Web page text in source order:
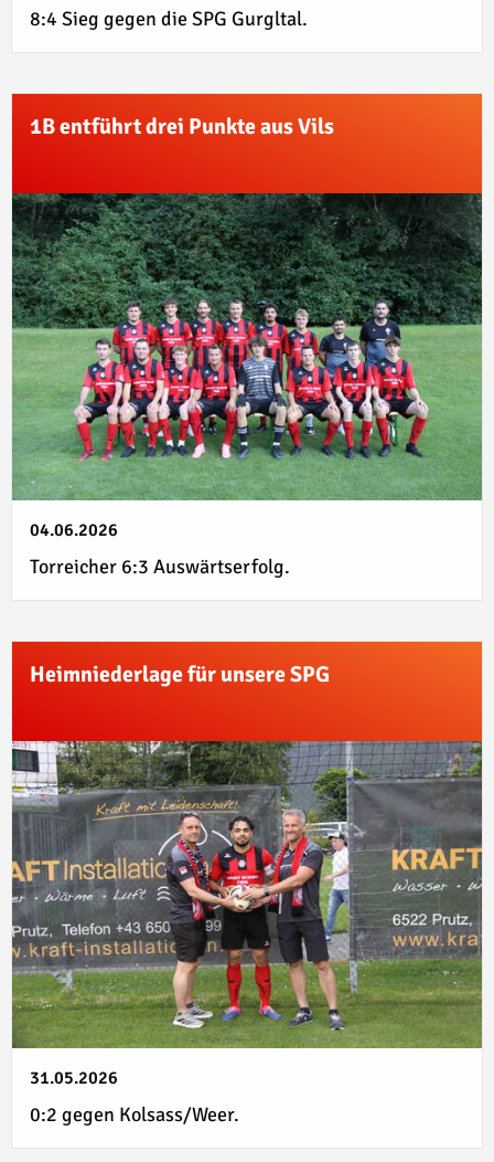
8:4 Sieg gegen die SPG Gurgltal.
1B entführt drei Punkte aus Vils
04.06.2026
Torreicher 6:3 Auswärtserfolg.
Heimniederlage für unsere SPG
31.05.2026
0:2 gegen Kolsass/Weer.